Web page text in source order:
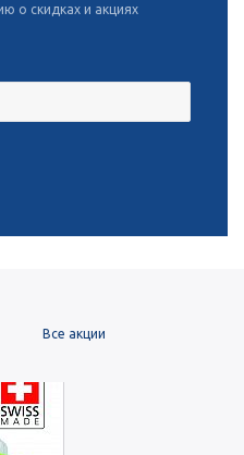
о скидках и акциях
Все акции